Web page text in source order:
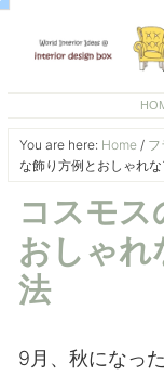
You are here: Home /
な飾り方例とおしゃれ
コスモス
おしゃれ
法
9月、秋になっ